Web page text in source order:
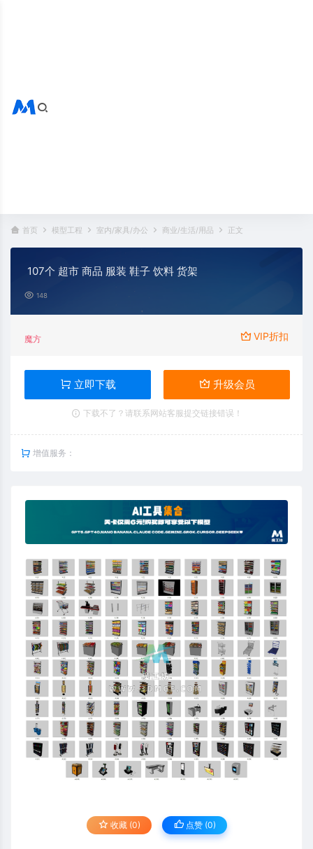
首页 模型工程 室内/家具/办公 商业/生活/用品 正文
107个 超市 商品 服装 鞋子 饮料 货架
148
魔方 VIP折扣
立即下载 升级会员
下载不了？请联系网站客服提交链接错误！
增值服务：
收藏 (0) 点赞 (0)